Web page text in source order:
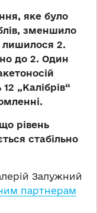
яке було
зменшило
лишилося 2.
до 2. Один
„Калібрів“
рівень
стабільно
Залужний
партнерам